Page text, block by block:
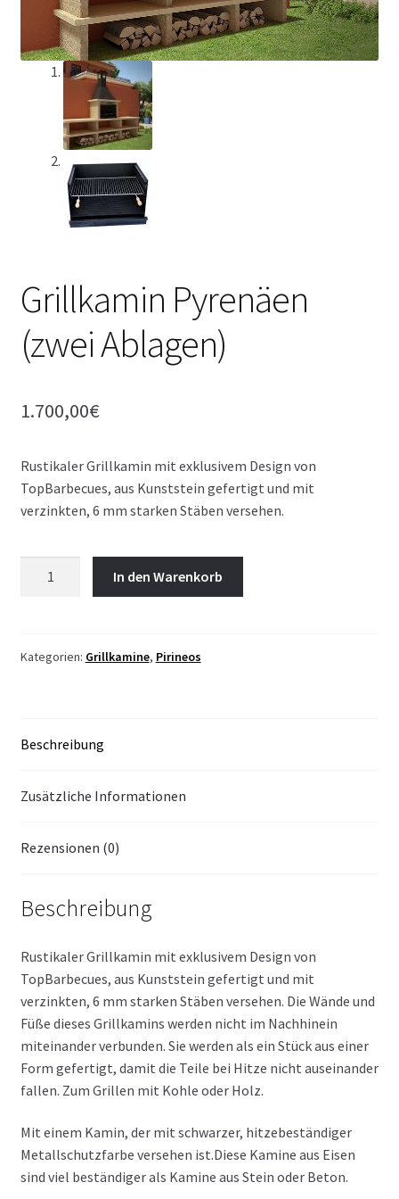
Grillkamin Pyrenäen
(zwei Ablagen)
1.700,00€
Rustikaler Grillkamin mit exklusivem Design von
TopBarbecues, aus Kunststein gefertigt und mit
verzinkten, 6 mm starken Stäben versehen.
Menge
In den Warenkorb
Kategorien: Grillkamine, Pirineos
Beschreibung
Zusätzliche Informationen
Rezensionen (0)
Beschreibung
Rustikaler Grillkamin mit exklusivem Design von
TopBarbecues, aus Kunststein gefertigt und mit
verzinkten, 6 mm starken Stäben versehen. Die Wände und
Füße dieses Grillkamins werden nicht im Nachhinein
miteinander verbunden. Sie werden als ein Stück aus einer
Form gefertigt, damit die Teile bei Hitze nicht auseinander
fallen. Zum Grillen mit Kohle oder Holz.
Mit einem Kamin, der mit schwarzer, hitzebeständiger
Metallschutzfarbe versehen ist.Diese Kamine aus Eisen
sind viel beständiger als Kamine aus Stein oder Beton.